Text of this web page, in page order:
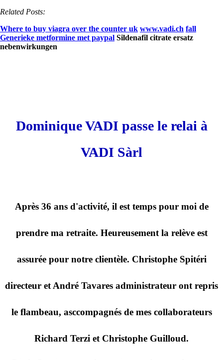
Related Posts:
Where to buy viagra over the counter uk www.vadi.ch fall
Generieke metformine met paypal Sildenafil citrate ersatz
nebenwirkungen
Dominique VADI passe le relai à
VADI Sàrl
Après 36 ans d'activité, il est temps pour moi de
prendre ma retraite. Heureusement la relève est
assurée pour notre clientèle. Christophe Spitéri
directeur et André Tavares administrateur ont repris
le flambeau, asccompagnés de mes collaborateurs
Richard Terzi et Christophe Guilloud.